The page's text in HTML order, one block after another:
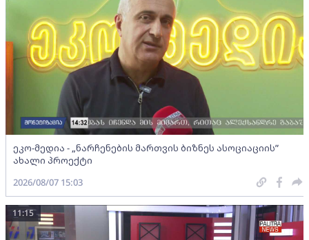
ეკო-მედია - „ნარჩენების მართვის ბიზნეს ასოციაციის”
ახალი პროექტი
2026/08/07 15:03
11:15